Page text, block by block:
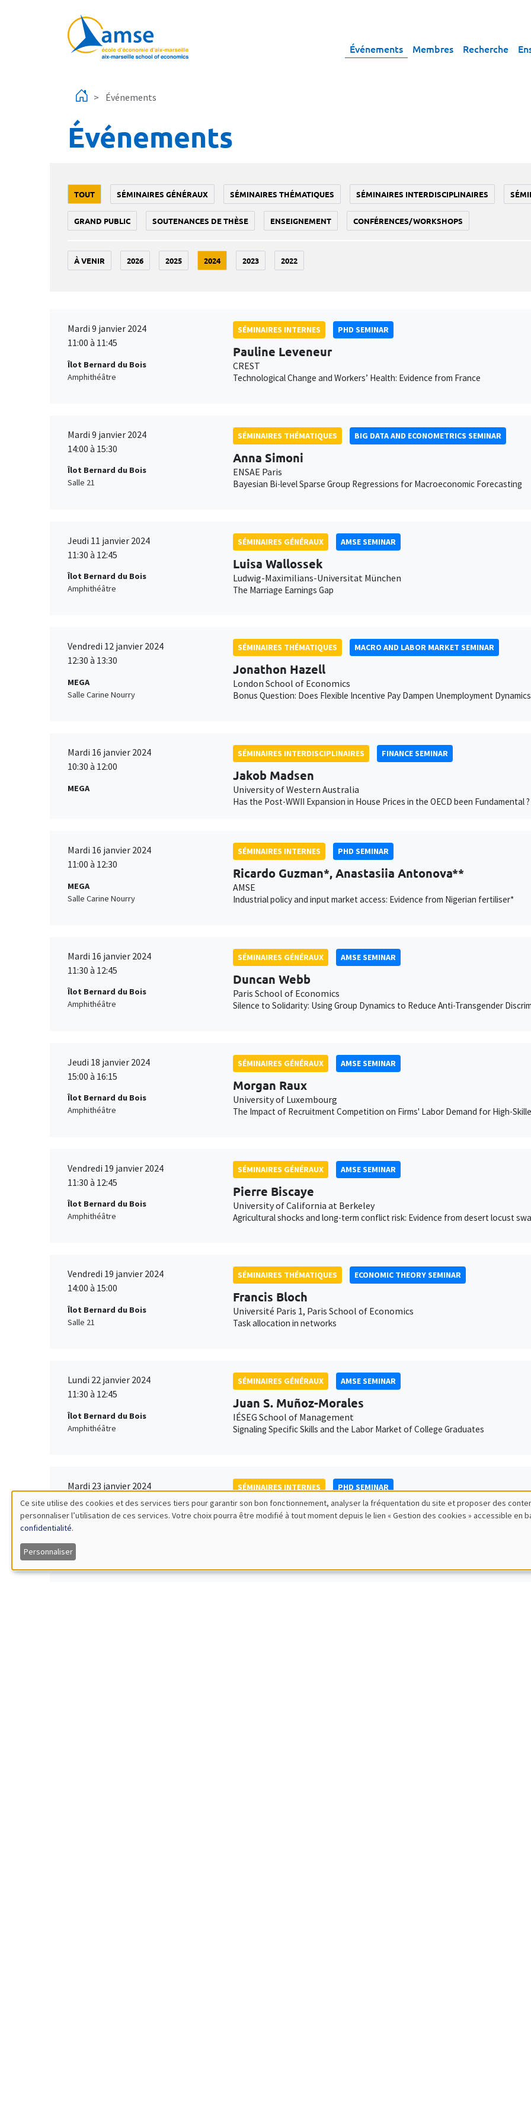
Événements Membres Recherche
Événements
Événements
TOUT SÉMINAIRES GÉNÉRAUX SÉMINAIRES THÉMATIQUES SÉMINAIRES INTERDISCIPLINAIRES
GRAND PUBLIC SOUTENANCES DE THÈSE ENSEIGNEMENT CONFÉRENCES/WORKSHOPS
À VENIR 2026 2025 2024 2023 2022
Mardi 9 janvier 2024
11:00 à 11:45
Îlot Bernard du Bois
Amphithéâtre
SÉMINAIRES INTERNES PHD SEMINAR
Pauline Leveneur
CREST
Technological Change and Workers’ Health: Evidence from France
Mardi 9 janvier 2024
14:00 à 15:30
Îlot Bernard du Bois
Salle 21
SÉMINAIRES THÉMATIQUES BIG DATA AND ECONOMETRICS SEMINAR
Anna Simoni
ENSAE Paris
Bayesian Bi-level Sparse Group Regressions for Macroeconomic Forecasting
Jeudi 11 janvier 2024
11:30 à 12:45
Îlot Bernard du Bois
Amphithéâtre
SÉMINAIRES GÉNÉRAUX AMSE SEMINAR
Luisa Wallossek
Ludwig-Maximilians-Universitat München
The Marriage Earnings Gap
Vendredi 12 janvier 2024
12:30 à 13:30
MEGA
Salle Carine Nourry
SÉMINAIRES THÉMATIQUES MACRO AND LABOR MARKET SEMINAR
Jonathon Hazell
London School of Economics
Bonus Question: Does Flexible Incentive Pay Dampen Unemployment
Mardi 16 janvier 2024
10:30 à 12:00
MEGA
SÉMINAIRES INTERDISCIPLINAIRES FINANCE SEMINAR
Jakob Madsen
University of Western Australia
Has the Post-WWII Expansion in House Prices in the OECD been Fundamental ?
Mardi 16 janvier 2024
11:00 à 12:30
MEGA
Salle Carine Nourry
SÉMINAIRES INTERNES PHD SEMINAR
Ricardo Guzman*, Anastasiia Antonova**
AMSE
Industrial policy and input market access: Evidence from Nigerian fertiliser*
Mardi 16 janvier 2024
11:30 à 12:45
Îlot Bernard du Bois
Amphithéâtre
SÉMINAIRES GÉNÉRAUX AMSE SEMINAR
Duncan Webb
Paris School of Economics
Silence to Solidarity: Using Group Dynamics to Reduce Anti-Transgender
Jeudi 18 janvier 2024
15:00 à 16:15
Îlot Bernard du Bois
Amphithéâtre
SÉMINAIRES GÉNÉRAUX AMSE SEMINAR
Morgan Raux
University of Luxembourg
The Impact of Recruitment Competition on Firms' Labor Demand for High-
Vendredi 19 janvier 2024
11:30 à 12:45
Îlot Bernard du Bois
Amphithéâtre
SÉMINAIRES GÉNÉRAUX AMSE SEMINAR
Pierre Biscaye
University of California at Berkeley
Agricultural shocks and long-term conflict risk: Evidence from desert locust
Vendredi 19 janvier 2024
14:00 à 15:00
Îlot Bernard du Bois
Salle 21
SÉMINAIRES THÉMATIQUES ECONOMIC THEORY SEMINAR
Francis Bloch
Université Paris 1, Paris School of Economics
Task allocation in networks
Lundi 22 janvier 2024
11:30 à 12:45
Îlot Bernard du Bois
Amphithéâtre
SÉMINAIRES GÉNÉRAUX AMSE SEMINAR
Juan S. Muñoz-Morales
IÉSEG School of Management
Signaling Specific Skills and the Labor Market of College Graduates
Mardi 23 janvier 2024
11:00 à 12:30
Îlot Bernard du Bois
Amphithéâtre
SÉMINAIRES INTERNES PHD SEMINAR
Lucie Giorgi*, Karine Moukaddem**
Utilisation
des
données
Ce site utilise des cookies et des services tiers pour garantir son bon fonctionnement, analyser la fréquentation du site et proposer des
personnaliser l’utilisation de ces services. Votre choix pourra être modifié à tout moment depuis le lien « Gestion des cookies » accessible en
confidentialité.
Personnaliser